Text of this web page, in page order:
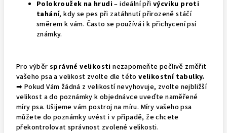
Polokroužek na hrudi– ideální při výcviku proti
tahání, kdy se pes při zatáhnutí přirozeně stáčí
směrem k vám. Často se používá i k přichycení psí
známky.
Pro výběr správné velikosti nezapomeňte pečlivě změřit
vašeho psa a velikost zvolte dle tétovelikostní tabulky.
➡ Pokud Vám žádná z velikostí nevyhovuje, zvolte nejbližší
velikost a do poznámky k objednávce uveďte naměřené
míry psa. Ušijeme vám postroj na míru. Míry vašeho psa
můžete do poznámky uvést i v případě, že chcete
překontrolovat správnost zvolené velikosti.